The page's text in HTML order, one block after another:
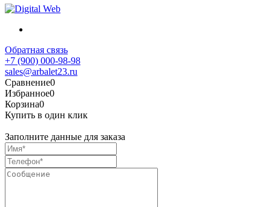
Обратная связь
+7 (900) 000-98-98
sales@arbalet23.ru
Сравнение0
Избранное0
Корзина0
Купить в один клик
Заполните данные для заказа